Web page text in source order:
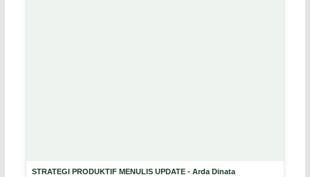
STRATEGI PRODUKTIF MENULIS UPDATE - Arda Dinata